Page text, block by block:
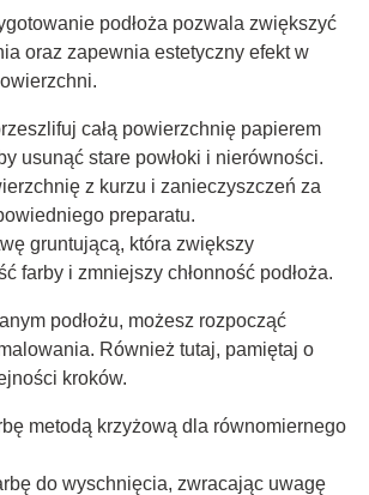
podłoża pozwala zwiększyć
oraz zapewnia estetyczny efekt w
całą powierzchnię papierem
usunąć stare powłoki i nierówności.
z kurzu i zanieczyszczeń za
preparatu.
gruntującą, która zwiększy
farby i zmniejszy chłonność podłoża.
podłożu, możesz rozpocząć
Również tutaj, pamiętaj o
kroków.
metodą krzyżową dla równomiernego
do wyschnięcia, zwracając uwagę